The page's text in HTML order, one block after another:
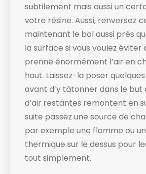
subtilement mais aussi un
votre résine. Aussi, renversez
maintenant le bol aussi près
la surface si vous voulez éviter
prenne énormément l’air en
haut. Laissez-la poser
avant d’y tâtonner dans le but
d’air restantes remontent en
suite passez une source de
par exemple une flamme ou
thermique sur le dessus pour
tout simplement.